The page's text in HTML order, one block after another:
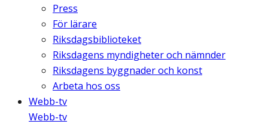
Press
För lärare
Riksdagsbiblioteket
Riksdagens myndigheter och nämnder
Riksdagens byggnader och konst
Arbeta hos oss
Webb-tv
Webb-tv